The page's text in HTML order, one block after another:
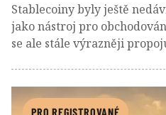
Stablecoiny byly ještě
jako nástroj pro
se ale stále výrazněji
amerických státních
Bills. Z kryptoměnových
PRO REGISTROVANÉ